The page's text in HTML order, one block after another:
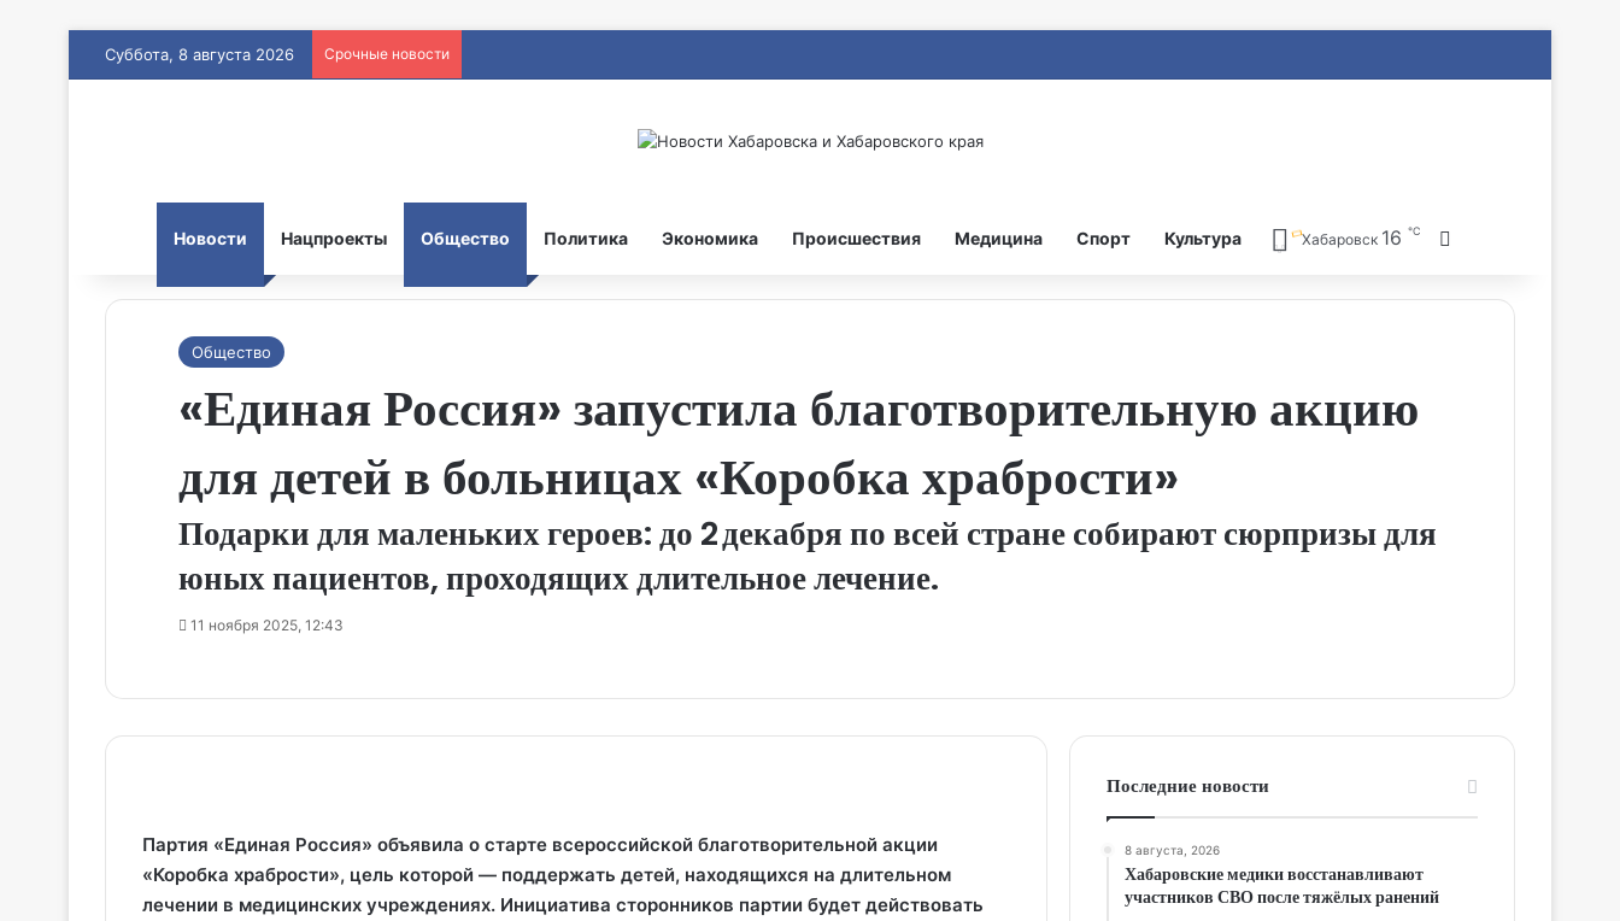
Суббота, 8 августа 2026 Срочные новости
Новости Нацпроекты Общество Политика Экономика Происшествия Медицина Спорт Культура Хабаровск 16 ℃
Общество
«Единая Россия» запустила благотворительную акцию
для детей в больницах «Коробка храбрости»
Подарки для маленьких героев: до 2 декабря по всей стране собирают сюрпризы для
юных пациентов, проходящих длительное лечение.
11 ноября 2025, 12:43
Партия «Единая Россия» объявила о старте всероссийской благотворительной акции
«Коробка храбрости», цель которой — поддержать детей, находящихся на длительном
лечении в медицинских учреждениях. Инициатива сторонников партии будет действовать
Последние новости
8 августа, 2026
Хабаровские медики восстанавливают
участников СВО после тяжёлых ранений